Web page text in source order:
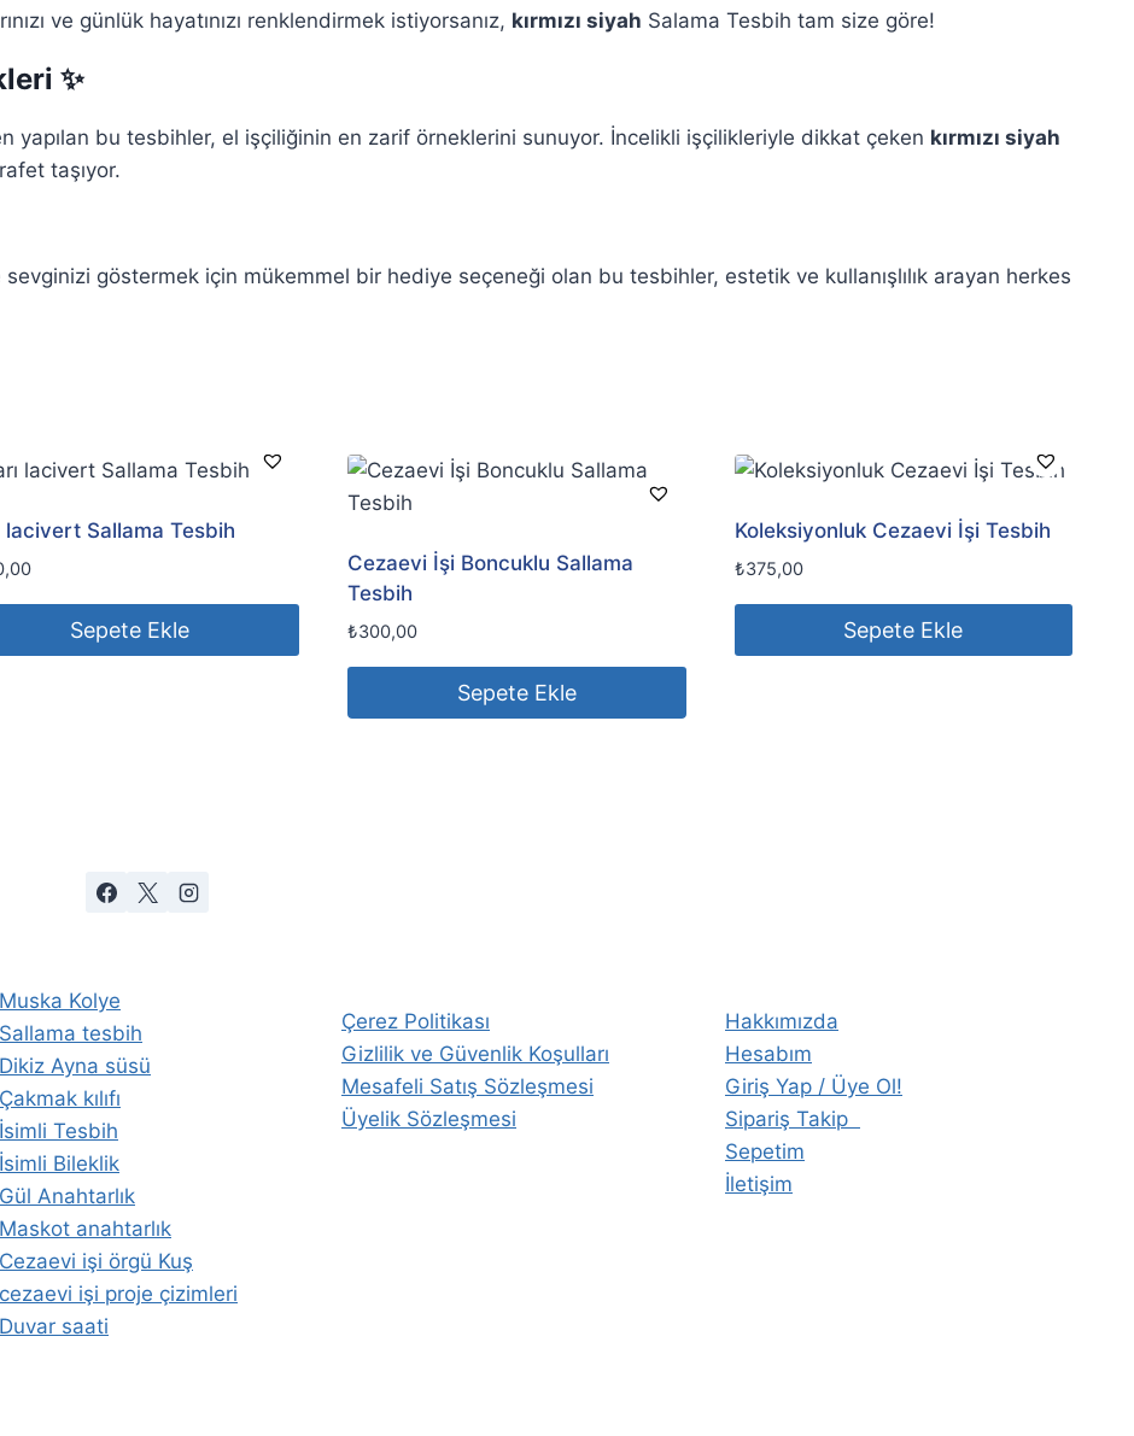
ve günlük hayatınızı renklendirmek istiyorsanız, kırmızı siyah Salama Tesbih tam size göre!
✨
yapılan bu tesbihler, el işçiliğinin en zarif örneklerini sunuyor. İncelikli işçilikleriyle dikkat çeken kırmızı siyah
taşıyor.
göstermek için mükemmel bir hediye seçeneği olan bu tesbihler, estetik ve kullanışlılık arayan herkes
lacivert Sallama Tesbih
Sepete Ekle
Cezaevi İşi Boncuklu Sallama
Tesbih
₺300,00
Sepete Ekle
Koleksiyonluk Cezaevi İşi Tesbih
₺375,00
Sepete Ekle
Muska Kolye
Sallama tesbih
Dikiz Ayna süsü
Çakmak kılıfı
İsimli Tesbih
İsimli Bileklik
Gül Anahtarlık
Maskot anahtarlık
Cezaevi işi örgü Kuş
cezaevi işi proje çizimleri
Duvar saati
Çerez Politikası
Gizlilik ve Güvenlik Koşulları
Mesafeli Satış Sözleşmesi
Üyelik Sözleşmesi
Hakkımızda
Hesabım
Giriş Yap / Üye Ol!
Sipariş Takip
Sepetim
İletişim